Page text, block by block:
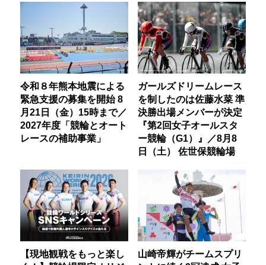
令和８年熊本地震による
緊急支援の募集を開始 8
月21日（金）15時まで／
2027年度「競輪とオート
レースの補助事業」
ガールズドリームレース
を制したのは佐藤水菜 準
決勝出場メンバーが決定
『第2回女子オールスタ
ー競輪（G1）』／8月8
日（土） 佐世保競輪場
【現地観戦をもっと楽し
山崎帝輝がチームスプリ